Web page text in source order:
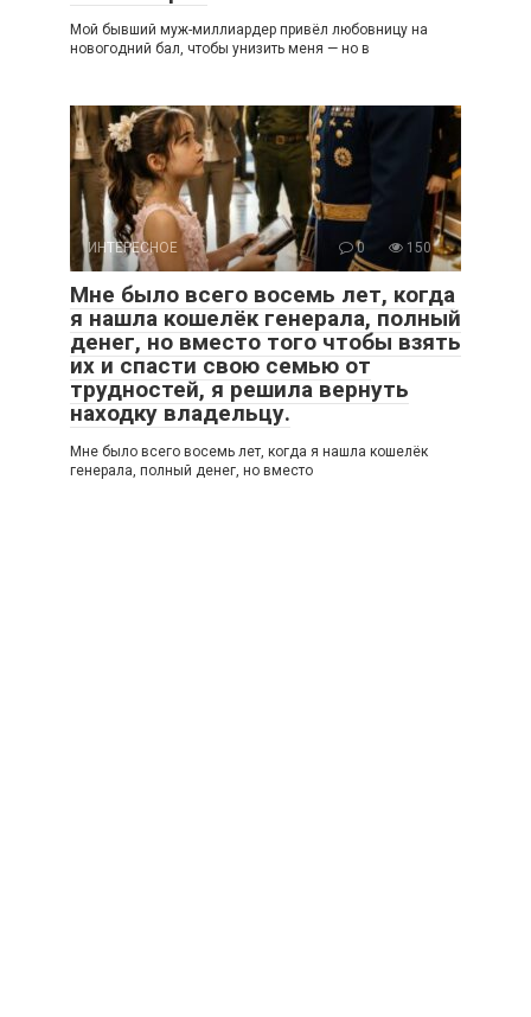
Мой бывший муж-миллиардер привёл любовницу на
новогодний бал, чтобы унизить меня — но в
ИНТЕРЕСНОЕ 0 150
Мне было всего восемь лет, когда
я нашла кошелёк генерала, полный
денег, но вместо того чтобы взять
их и спасти свою семью от
трудностей, я решила вернуть
находку владельцу.
Мне было всего восемь лет, когда я нашла кошелёк
генерала, полный денег, но вместо